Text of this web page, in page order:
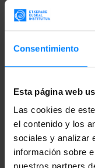
Consentimiento
Esta página web
Las cookies de
el contenido y los
sociales y analizar
información sobre
PLAZO DE
22/03/2021 - 31/12/
Institutua
IMPORTE: